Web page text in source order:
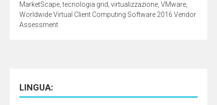
MarketScape ,tecnologia grid virtualizzazione VMware
Worldwide Virtual Client Computing Software 2016 Vendor
Assessment
LINGUA: